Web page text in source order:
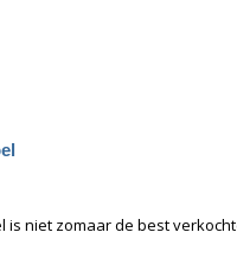
is niet zomaar de best